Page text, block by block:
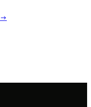
→